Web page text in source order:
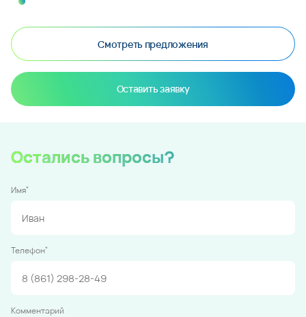
Смотреть предложения
Оставить заявку
Остались вопросы?
Имя*
Телефон*
Комментарий